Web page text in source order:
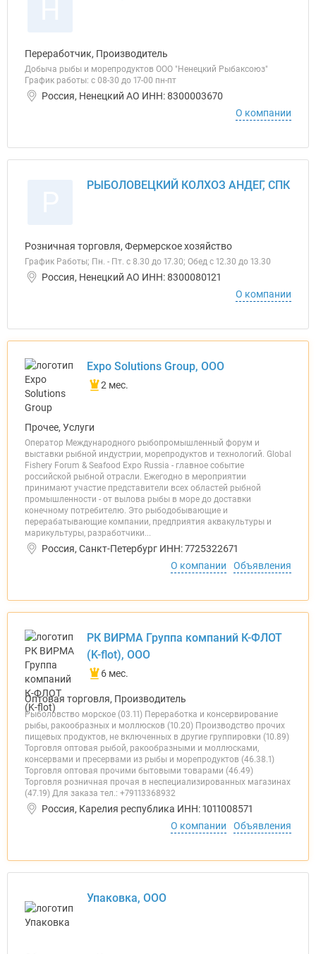
Переработчик, Производитель
Добыча рыбы и морепродуктов ООО "Ненецкий Рыбаксоюз"
График работы: с 08-30 до 17-00 пн-пт
Россия, Ненецкий АО ИНН: 8300003670
О компании
РЫБОЛОВЕЦКИЙ КОЛХОЗ АНДЕГ, СПК
Розничная торговля, Фермерское хозяйство
График Работы; Пн. - Пт. с 8.30 до 17.30; Обед с 12.30 до 13.30
Россия, Ненецкий АО ИНН: 8300080121
О компании
Expo Solutions Group, ООО
2 мес.
Прочее, Услуги
Оператор Международного рыбопромышленный форум и
выставки рыбной индустрии, морепродуктов и технологий. Global
Fishery Forum & Seafood Expo Russia - главное событие
российской рыбной отрасли. Ежегодно в мероприятии
принимают участие представители всех областей рыбной
промышленности - от вылова рыбы в море до доставки
конечному потребителю. Это рыбодобывающие и
перерабатывающие компании, предприятия аквакультуры и
марикультуры, разработчики...
Россия, Санкт-Петербург ИНН: 7725322671
О компании
Объявления
РК ВИРМА Группа компаний К-ФЛОТ
(K-flot), ООО
6 мес.
Оптовая торговля, Производитель
Рыболовство морское (03.11) Переработка и консервирование
рыбы, ракообразных и моллюсков (10.20) Производство прочих
пищевых продуктов, не включенных в другие группировки (10.89)
Торговля оптовая рыбой, ракообразными и моллюсками,
консервами и пресервами из рыбы и морепродуктов (46.38.1)
Торговля оптовая прочими бытовыми товарами (46.49)
Торговля розничная прочая в неспециализированных магазинах
(47.19) Для заказа тел.: +79113368932
Россия, Карелия республика ИНН: 1011008571
О компании
Объявления
Упаковка, ООО